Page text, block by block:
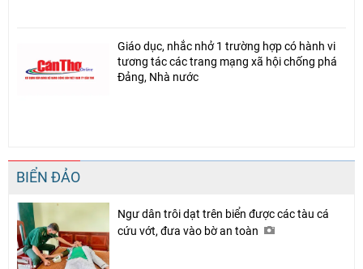
Giáo dục, nhắc nhở 1 trường hợp có hành vi
tương tác các trang mạng xã hội chống phá
Đảng, Nhà nước
BIỂN ĐẢO
Ngư dân trôi dạt trên biển được các tàu cá
cứu vớt, đưa vào bờ an toàn